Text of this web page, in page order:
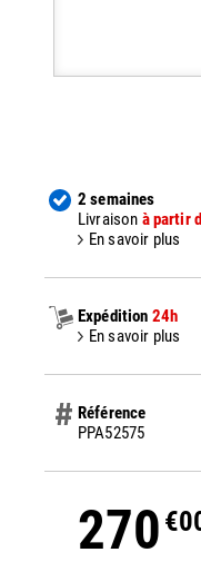
2 semaines
Livraison à partir
En savoir plus
Expédition 24h
En savoir plus
Référence
PPA52575
270